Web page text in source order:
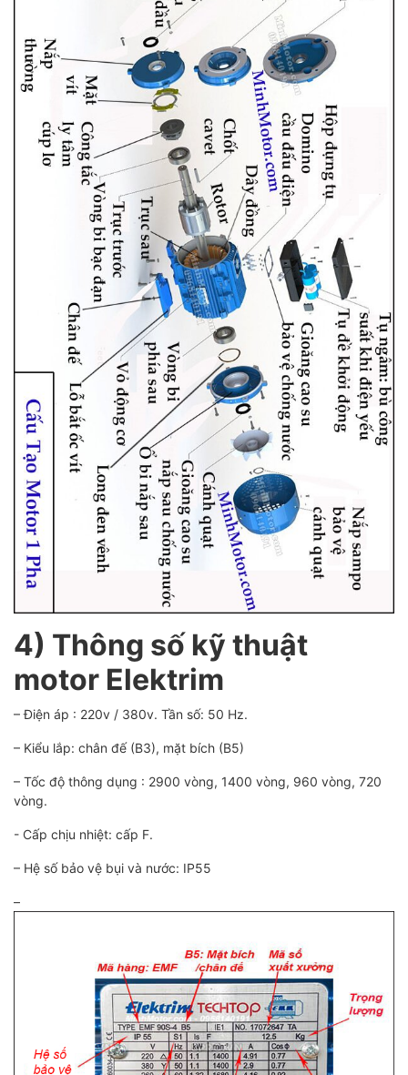
4) Thông số kỹ thuật
motor Elektrim
– Điện áp : 220v / 380v. Tần số: 50 Hz.
– Kiểu lắp: chân đế (B3), mặt bích (B5)
– Tốc độ thông dụng : 2900 vòng, 1400 vòng, 960 vòng, 720
vòng.
- Cấp chịu nhiệt: cấp F.
– Hệ số bảo vệ bụi và nước: IP55
–